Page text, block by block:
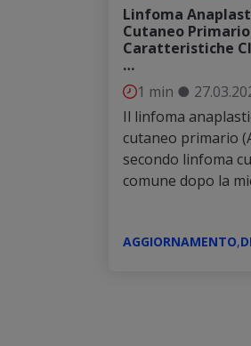
Linfoma
Cutaneo
Caratteristiche
…
1 min ●
Il linfoma
cutaneo primario
secondo linfoma
comune dopo la
AGGIORNAMENTO,